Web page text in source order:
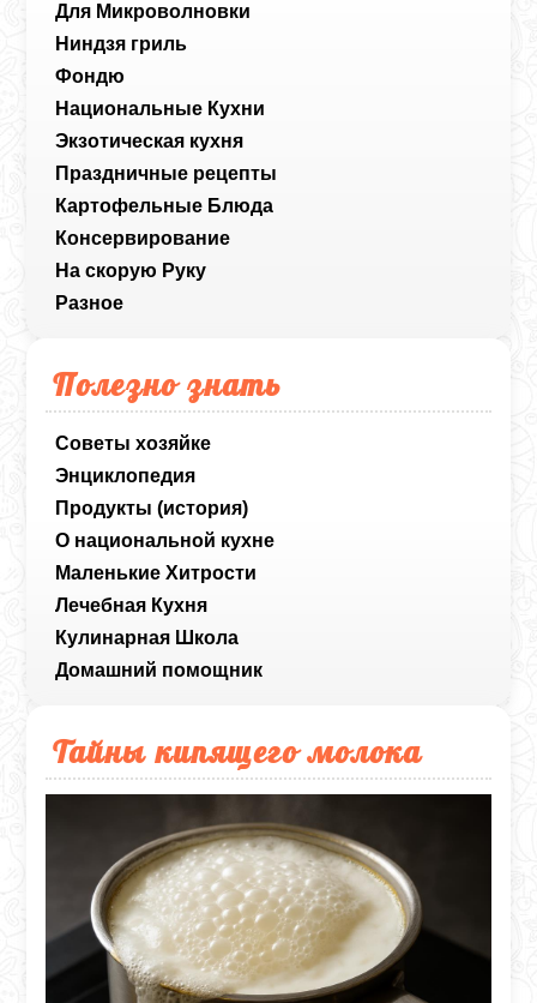
Для Микроволновки
Ниндзя гриль
Фондю
Национальные Кухни
Экзотическая кухня
Праздничные рецепты
Картофельные Блюда
Консервирование
На скорую Руку
Разное
Полезно знать
Советы хозяйке
Энциклопедия
Продукты (история)
О национальной кухне
Маленькие Хитрости
Лечебная Кухня
Кулинарная Школа
Домашний помощник
Тайны кипящего молока